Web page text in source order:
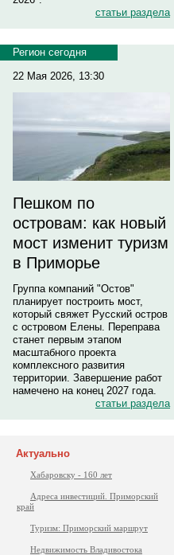
статьи раздела
Регион сегодня
22 Мая 2026, 13:30
Пешком по
островам: как новый
мост изменит туризм
в Приморье
Группа компаний "Остов"
планирует построить мост,
который свяжет Русский остров
с островом Елены. Переправа
станет первым этапом
масштабного проекта
комплексного развития
территории. Завершение работ
намечено на конец 2027 года.
статьи раздела
Актуально
Хабаровску - 160 лет
Адреса инвестиций. Приморский
край
Туризм: Приморский маршрут
Недвижимость Владивостока